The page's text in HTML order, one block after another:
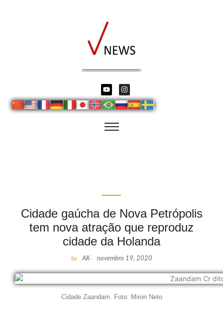
Cidade gaúcha de Nova Petrópolis
tem nova atração que reproduz
cidade da Holanda
by AK- novembro 19, 2020
Cidade Zaandam. Foto: Miron Neto